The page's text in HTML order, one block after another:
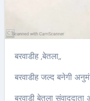
बरवाडीह ,बेतला,,
बरवाडीह जल्द बनेगी
बरवाडी बेतला संवाददाता